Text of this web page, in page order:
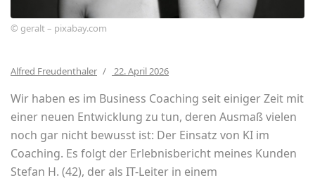
© geralt – pixabay.com
Alfred Freudenthaler 22. April 2026
Wir haben es im Business Coaching seit einiger Zeit mit
einer neuen Entwicklung zu tun, deren Ausmaß vielen
noch gar nicht bewusst ist: Der Einsatz von KI im
Coaching. Es folgt der Erlebnisbericht meines Kunden
Stefan H. (42), der als IT-Leiter in einem